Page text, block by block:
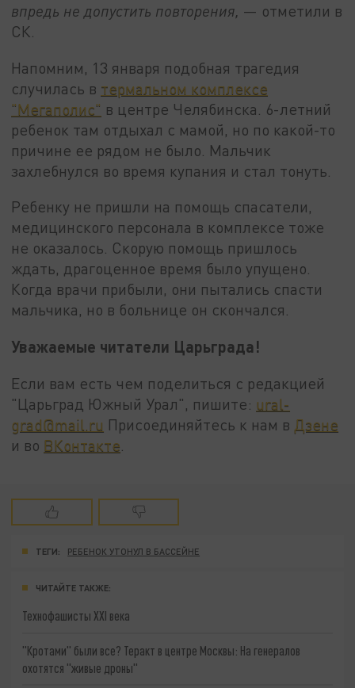
впредь не допустить повторения, — отметили в
СК.
Напомним, 13 января подобная трагедия
случилась в термальном комплексе
"Мегаполис" в центре Челябинска. 6-летний
ребенок там отдыхал с мамой, но по какой-то
причине ее рядом не было. Мальчик
захлебнулся во время купания и стал тонуть.
Ребенку не пришли на помощь спасатели,
медицинского персонала в комплексе тоже
не оказалось. Скорую помощь пришлось
ждать, драгоценное время было упущено.
Когда врачи прибыли, они пытались спасти
мальчика, но в больнице он скончался.
Уважаемые читатели Царьграда!
Если вам есть чем поделиться с редакцией
"Царьград Южный Урал", пишите: ural-
grad@mail.ru Присоединяйтесь к нам в Дзене
и во ВКонтакте
ТЕГИ: РЕБЕНОК УТОНУЛ В БАССЕЙНЕ
ЧИТАЙТЕ ТАКЖЕ:
Технофашисты XXI века
"Кротами" были все? Теракт в центре Москвы: На генералов
охотятся "живые дроны"